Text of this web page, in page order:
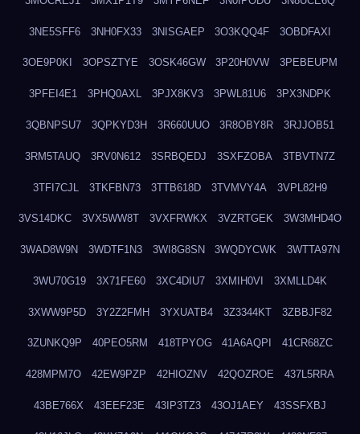
3NE5SFF6 3NH0FX33 3NISGAEP 3O3KQQ4F 3OBDFAXI
3OE9P0KI 3OPSZTYE 3OSK46GW 3P20H0VW 3PEBEUPM
3PFEI4E1 3PHQ0AXL 3PJX8KV3 3PWL81U6 3PX3NDPK
3QBNPSU7 3QPKYD3H 3R660UUO 3R8OBY8R 3RJJOB51
3RM5TAUQ 3RV0N612 3SRBQEDJ 3SXFZOBA 3TBVTN7Z
3TFI7CJL 3TKFBN73 3TTB618D 3TVMVY4A 3VPL82H9
3VS14DKC 3VX5WW8T 3VXFRWKX 3VZRTGEK 3W3MHD4O
3WAD8W9N 3WDTF1N3 3WI8G8SN 3WQDYCWK 3WTTA97N
3WU70G19 3X71FE60 3XC4DIU7 3XMIH0VI 3XMLLD4K
3XWW9P5D 3Y2Z2FMH 3YXUATB4 3Z3344KT 3ZBBJF82
3ZUNKQ9P 40PEO5RM 418TPYOG 41A6AQPI 41CR68ZC
428MPM7O 42EW9PZP 42HIOZNV 42QOZROE 437L5RRA
43BE766X 43EEF23E 43IP3TZ3 43OJ1AEY 43SSFXBJ